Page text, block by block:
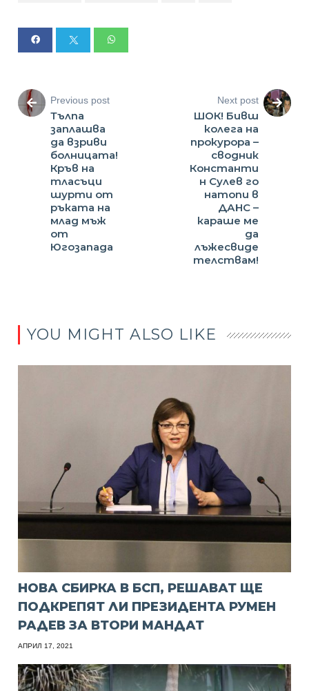
Previous post
Тълпа
заплашва
да взриви
болницата!
Кръв на
тласъци
шурти от
ръката на
млад мъж
от
Югозапада
Next post
ШОК! Бивш
колега на
прокурора –
сводник
Константи
н Сулев го
натопи в
ДАНС –
караше ме
да
лъжесвиде
телствам!
YOU MIGHT ALSO LIKE
НОВА СБИРКА В БСП, РЕШАВАТ ЩЕ
ПОДКРЕПЯТ ЛИ ПРЕЗИДЕНТА РУМЕН
РАДЕВ ЗА ВТОРИ МАНДАТ
АПРИЛ 17, 2021